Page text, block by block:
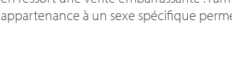
appartenance à un sexe spécifique